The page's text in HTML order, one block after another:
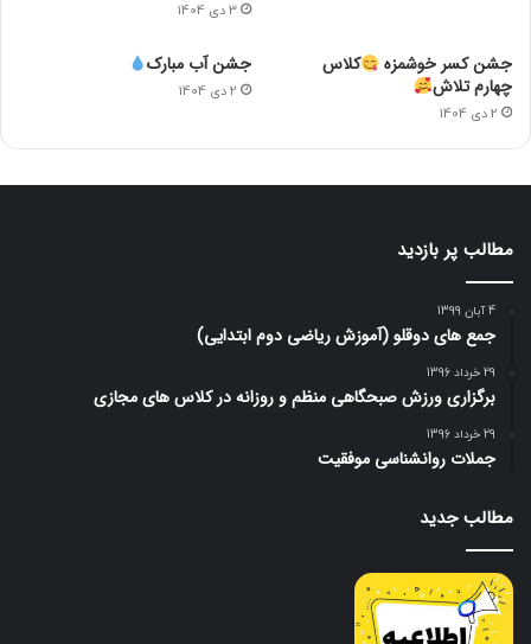
3 دی 1404
جشن کسر خوشمزه
کلاس
چهارم تلاش
2 دی 1404
جشن آب مبارک
2 دی 1404
مطالب پر بازدید
4 آبان 1399
جمع های دوقلو (آموزش ریاضی دوم ابتدایی)
29 خرداد 1396
برگزاری ورزش صبحگاهی منظم و روزانه در کلاس های مجازی
29 خرداد 1396
جملات روانشناسی موفقیت
مطالب جدید